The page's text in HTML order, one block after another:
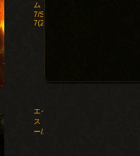
ム
7/Scream
7(2026)
エイペック
ス・プレデタ
ー/Apex(2026)